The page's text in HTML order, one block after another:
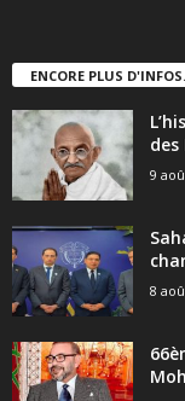
ENCORE PLUS
des
9
8